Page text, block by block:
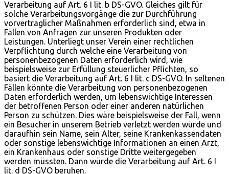
Verarbeitung auf Art. 6 I lit. b DS-GVO. Gleiches gilt für
solche Verarbeitungsvorgänge die zur Durchführung
vorvertraglicher Maßnahmen erforderlich sind, etwa in
Fällen von Anfragen zur unseren Produkten oder
Leistungen. Unterliegt unser Verein einer rechtlichen
Verpflichtung durch welche eine Verarbeitung von
personenbezogenen Daten erforderlich wird, wie
beispielsweise zur Erfüllung steuerlicher Pflichten, so
basiert die Verarbeitung auf Art. 6 I lit. c DS-GVO. In seltenen
Fällen könnte die Verarbeitung von personenbezogenen
Daten erforderlich werden, um lebenswichtige Interessen
der betroffenen Person oder einer anderen natürlichen
Person zu schützen. Dies wäre beispielsweise der Fall, wenn
ein Besucher in unserem Betrieb verletzt werden würde und
daraufhin sein Name, sein Alter, seine Krankenkassendaten
oder sonstige lebenswichtige Informationen an einen Arzt,
ein Krankenhaus oder sonstige Dritte weitergegeben
werden müssten. Dann würde die Verarbeitung auf Art. 6 I
lit. d DS-GVO beruhen.